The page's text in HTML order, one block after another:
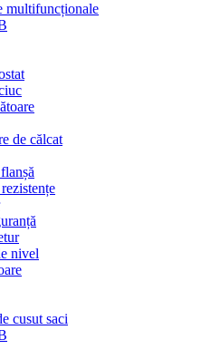
multifuncționale
de călcat
nivel
cusut saci